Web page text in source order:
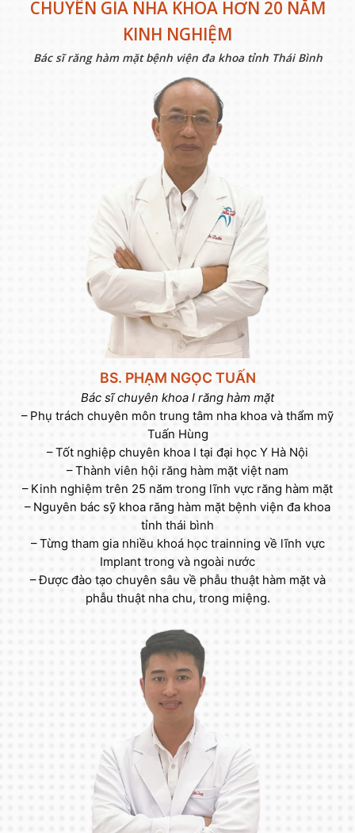
CHUYÊN GIA NHA KHOA HƠN 20 NĂM
KINH NGHIỆM
Bác sĩ răng hàm mặt bệnh viện đa khoa tỉnh Thái Bình
BS. PHẠM NGỌC TUẤN
Bác sĩ chuyên khoa I răng hàm mặt
– Phụ trách chuyên môn trung tâm nha khoa và thẩm mỹ
Tuấn Hùng
– Tốt nghiệp chuyên khoa I tại đại học Y Hà Nội
– Thành viên hội răng hàm mặt việt nam
– Kinh nghiệm trên 25 năm trong lĩnh vực răng hàm mặt
– Nguyên bác sỹ khoa răng hàm mặt bệnh viện đa khoa
tỉnh thái bình
– Từng tham gia nhiều khoá học trainning về lĩnh vực
Implant trong và ngoài nước
– Được đào tạo chuyên sâu về phẫu thuật hàm mặt và
phẫu thuật nha chu, trong miệng.